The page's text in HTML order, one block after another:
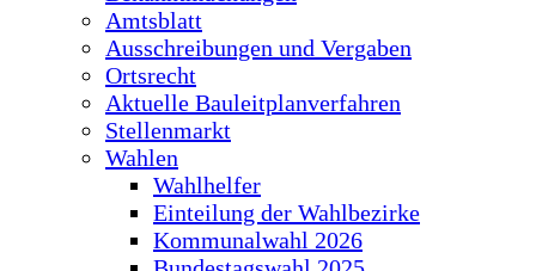
Amtsblatt
Ausschreibungen und Vergaben
Ortsrecht
Aktuelle Bauleitplanverfahren
Stellenmarkt
Wahlen
Wahlhelfer
Einteilung der Wahlbezirke
Kommunalwahl 2026